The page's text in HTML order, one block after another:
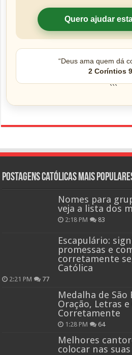
Quero ajudar
“Deus ama quem dá
2 Coríntios
```
Postagens católicas mais
Nomes para
veja a lista dos
2:18 PM 83
Escapulário:
promessas e
corretamente
Católica
2:21 PM 77
Medalha de
Oração, Letras
Corretamente
1:28 PM 64
Melhores
colocar nas